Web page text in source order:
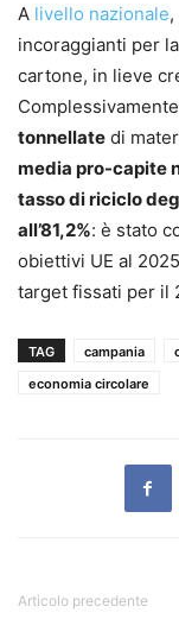
A livello nazionale
incoraggianti per
cartone, in lieve
tonnellate di
media pro-capite
tasso di riciclo
all’81,2%: è stato
obiettivi UE al
target fissati per il
TAG campania
economia circolare
Articolo precedente